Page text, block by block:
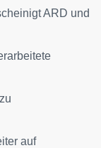
ARD und
auf